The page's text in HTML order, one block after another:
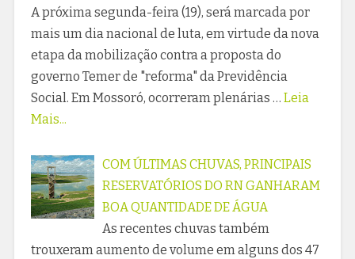
A próxima segunda-feira (19), será marcada por
mais um dia nacional de luta, em virtude da nova
etapa da mobilização contra a proposta do
governo Temer de "reforma" da Previdência
Social. Em Mossoró, ocorreram plenárias … Leia
Mais...
COM ÚLTIMAS CHUVAS, PRINCIPAIS
RESERVATÓRIOS DO RN GANHARAM
BOA QUANTIDADE DE ÁGUA
As recentes chuvas também
trouxeram aumento de volume em alguns dos 47